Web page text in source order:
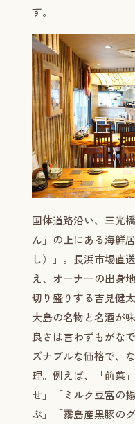
す。
国体道路沿い、三光
ん」の上にある海鮮
し）」。長浜市場直
え、オーナーの出身
切り盛りする吉見健
大島の名物と名酒が
良さは言わずもがな
ズナブルな価格で、
理。例えば、「前菜
せ」「ミルク豆富の
ぶ」「霧島産黒豚の